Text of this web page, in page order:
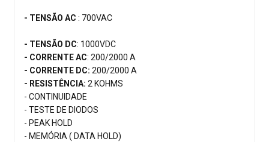
- TENSÃO AC : 700VAC
- TENSÃO DC: 1000VDC
- CORRENTE AC: 200/2000 A
- CORRENTE DC: 200/2000 A
- RESISTÊNCIA: 2 KOHMS
- CONTINUIDADE
- TESTE DE DIODOS
- PEAK HOLD
- MEMÓRIA ( DATA HOLD)